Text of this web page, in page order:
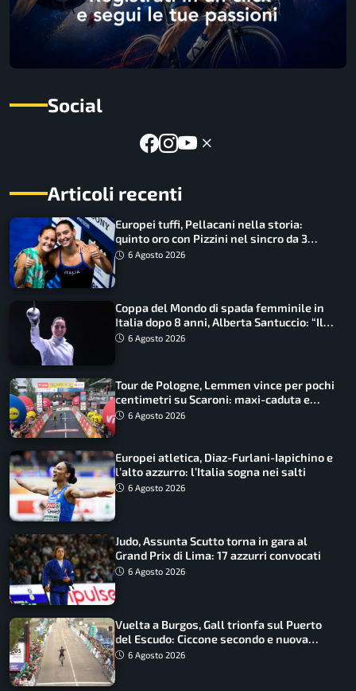
Social
Articoli recenti
Europei tuffi, Pellacani nella storia:
quinto oro con Pizzini nel sincro da 3
metri
6 Agosto 2026
Coppa del Mondo di spada femminile in
Italia dopo 8 anni, Alberta Santuccio: “Il
lavoro dà sempre i suoi frutti”
6 Agosto 2026
Tour de Pologne, Lemmen vince per pochi
centimetri su Scaroni: maxi-caduta e
tappa accorciata
6 Agosto 2026
Europei atletica, Diaz-Furlani-Iapichino e
l’alto azzurro: l’Italia sogna nei salti
6 Agosto 2026
Judo, Assunta Scutto torna in gara al
Grand Prix di Lima: 17 azzurri convocati
6 Agosto 2026
Vuelta a Burgos, Gall trionfa sul Puerto
del Escudo: Ciccone secondo e nuova
maglia di leader
6 Agosto 2026